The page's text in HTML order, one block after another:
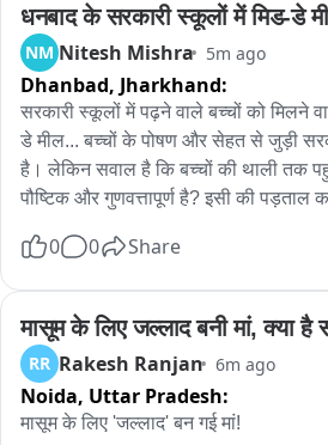
धनबाद के सरकारी स्कूलों में मिड-डे
NM Nitesh Mishra 5m ago
Dhanbad, Jharkhand:
सरकारी स्कूलों में पढ़ने वाले बच्चों को मिलने
डे मील... बच्चों के पोषण और सेहत से जुड़ी
है। लेकिन सवाल है कि बच्चों की थाली तक
पौष्टिक और गुणवत्तापूर्ण है? इसी की पड़ताल
हमारी टीम ने मिड-डे मील की हकीकत
के धनसार स्थित लक्ष्मी नारायण स्कूल की हर
बनाने जताया है.. शनिवार को दोपहर के भोजन
में साफ-सफाई का ध्यान रखा जा रहा है और
गई है। भोजन परोसने के लिए बच्चे कतार में
खिचड़ी के साथ चोखा, चिप्स और अचार दिया
0 0 Share
मासूम के लिए जल्लाद बनी मां, क्या है
RR Rakesh Ranjan 6m ago
Noida, Uttar Pradesh:
मासूम के लिए 'जल्लाद' बन गई मां!